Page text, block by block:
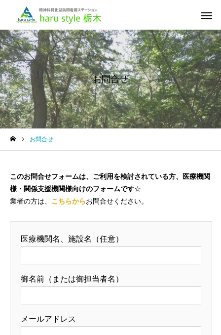
お問合せ
お問合せ
このお問合せフォームは、ご利用を検討されている方、医療機関
様・関係支援機関様向けのフォームです☆
業者の方は、 こちらからお問合せください。
医療機関名、施設名（任意）
御名前（または御担当者名）
メールアドレス